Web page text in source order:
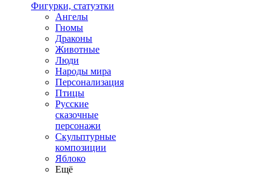
Фигурки, статуэтки
Ангелы
Гномы
Драконы
Животные
Люди
Народы мира
Персонализация
Птицы
Русские
сказочные
персонажи
Скульптурные
композиции
Яблоко
Ещё